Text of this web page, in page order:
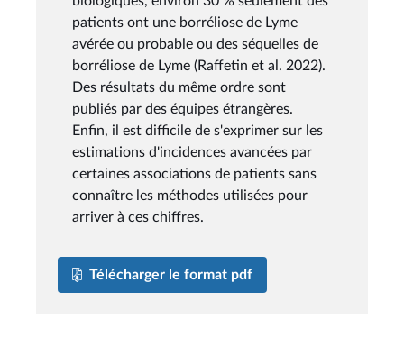
patients ont une borréliose de Lyme
avérée ou probable ou des séquelles de
borréliose de Lyme (Raffetin et al. 2022).
Des résultats du même ordre sont
publiés par des équipes étrangères.
Enfin, il est difficile de s'exprimer sur les
estimations d'incidences avancées par
certaines associations de patients sans
connaître les méthodes utilisées pour
arriver à ces chiffres.
Télécharger le format pdf